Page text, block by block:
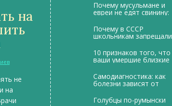
Почему мусульмане и
евреи не едят свинину:
Почему в СССР
школьникам запрещали
волосами
10 признаков того, что
ваши умершие близкие
Самодиагностика: как
болезни зависят от
Голубцы по-румынски
на
не
на